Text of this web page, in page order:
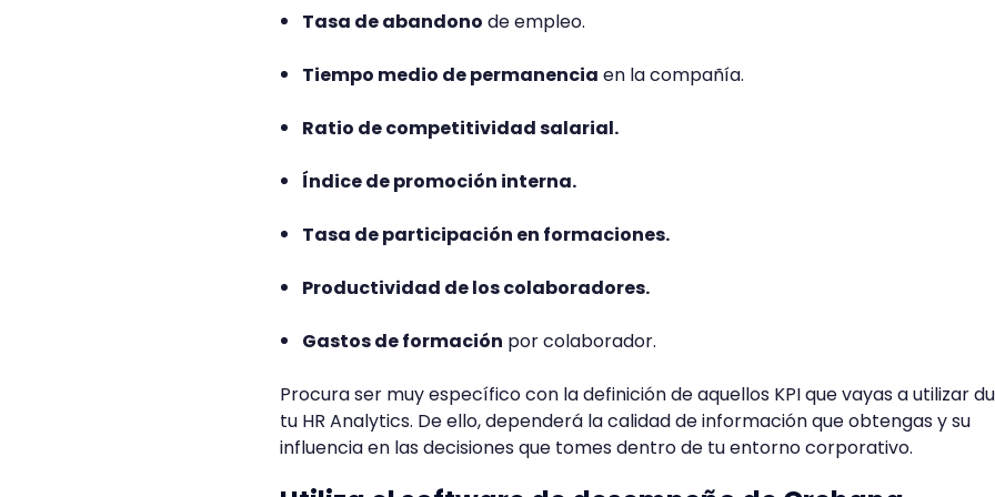
Tasa de abandono de empleo.
Tiempo medio de permanencia en la compañía.
Ratio de competitividad salarial.
Índice de promoción interna.
Tasa de participación en formaciones.
Productividad de los colaboradores.
Gastos de formación por colaborador.
Procura ser muy específico con la definición de aquellos KPI que vayas a utilizar
tu HR Analytics. De ello, dependerá la calidad de información que obtengas y su
influencia en las decisiones que tomes dentro de tu entorno corporativo.